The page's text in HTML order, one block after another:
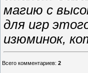
магию с
для игр
изюминок,
Всего комментариев: 2